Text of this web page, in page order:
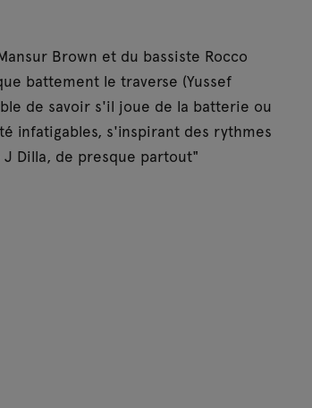
Brown et du bassiste Rocco
battement le traverse (Yussef
de savoir s'il joue de la batterie ou
infatigables, s'inspirant des rythmes
Dilla, de presque partout"